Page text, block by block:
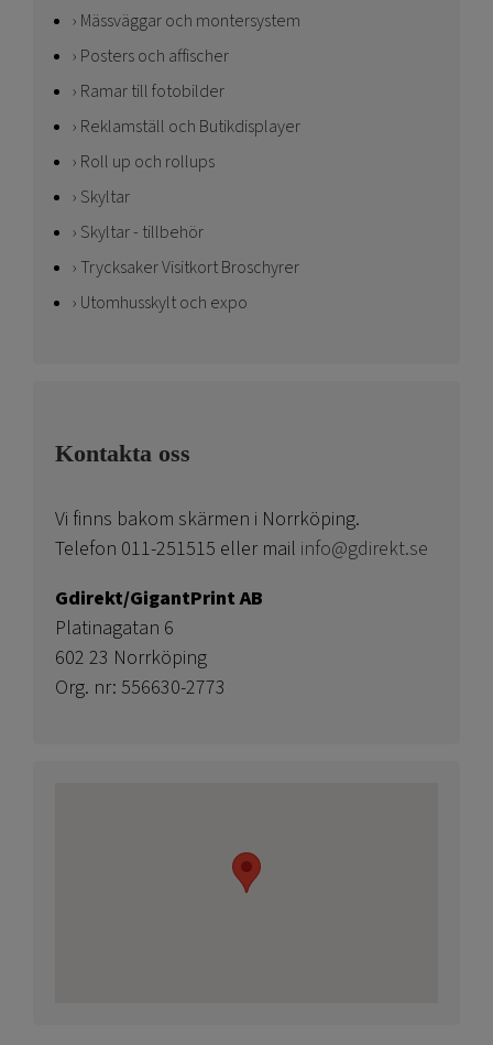
Mässväggar och montersystem
Posters och affischer
Ramar till fotobilder
Reklamställ och Butikdisplayer
Roll up och rollups
Skyltar
Skyltar - tillbehör
Trycksaker Visitkort Broschyrer
Utomhusskylt och expo
Kontakta oss
Vi finns bakom skärmen i Norrköping.
Telefon 011-251515 eller mail info@gdirekt.se
Gdirekt/GigantPrint AB
Platinagatan 6
602 23 Norrköping
Org. nr: 556630-2773